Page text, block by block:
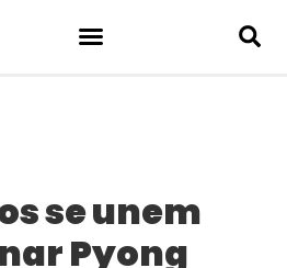
se unem
Pyong